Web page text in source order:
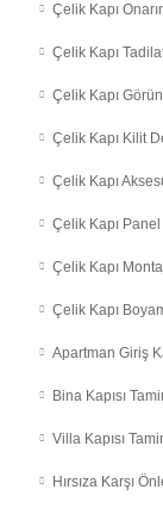
Çelik Kapı
Çelik Kapı
Çelik Kapı
Çelik Kapı Kilit
Çelik Kapı
Çelik Kapı
Çelik Kapı
Çelik Kapı
Apartman Giriş
Bina Kapısı
Villa Kapısı
Hırsıza Karşı